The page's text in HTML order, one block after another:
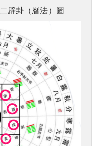
辟卦（曆法）圖